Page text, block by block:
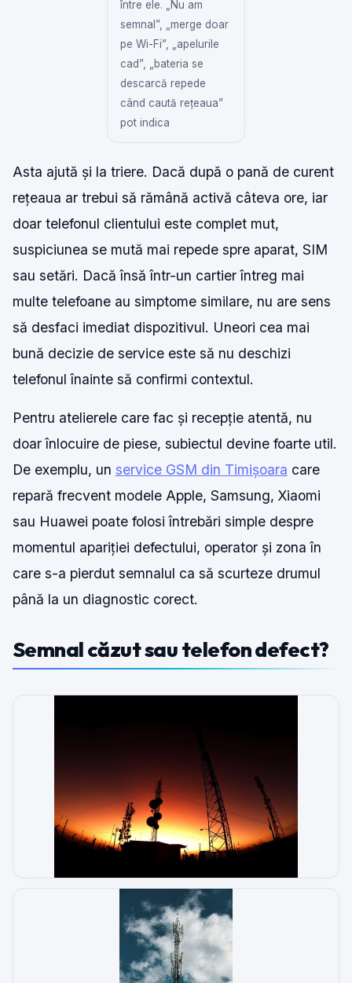
între ele. „Nu am
semnal”, „merge doar
pe Wi-Fi”, „apelurile
cad”, „bateria se
descarcă repede
când caută rețeaua”
pot indica
Asta ajută și la triere. Dacă după o pană de curent
rețeaua ar trebui să rămână activă câteva ore, iar
doar telefonul clientului este complet mut,
suspiciunea se mută mai repede spre aparat, SIM
sau setări. Dacă însă într-un cartier întreg mai
multe telefoane au simptome similare, nu are sens
să desfaci imediat dispozitivul. Uneori cea mai
bună decizie de service este să nu deschizi
telefonul înainte să confirmi contextul.
Pentru atelierele care fac și recepție atentă, nu
doar înlocuire de piese, subiectul devine foarte util.
De exemplu, un service GSM din Timișoara care
repară frecvent modele Apple, Samsung, Xiaomi
sau Huawei poate folosi întrebări simple despre
momentul apariției defectului, operator și zona în
care s-a pierdut semnalul ca să scurteze drumul
până la un diagnostic corect.
Semnal căzut sau telefon defect?